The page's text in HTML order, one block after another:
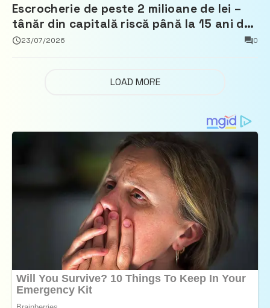
Escrocherie de peste 2 milioane de lei –
tânăr din capitală riscă până la 15 ani de
închisoare
23/07/2026 0
LOAD MORE